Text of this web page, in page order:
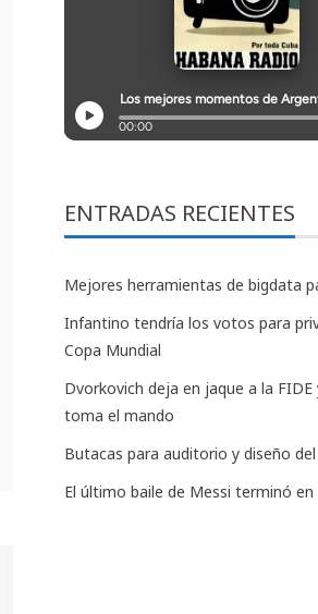
ENTRADAS RECIENTES
Mejores herramientas de bigdata
Infantino tendría los votos para
Copa Mundial
Dvorkovich deja en jaque a la FIDE
toma el mando
Butacas para auditorio y diseño
El último baile de Messi terminó en